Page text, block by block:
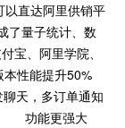
以直达阿里供销平
了量子统计、数
宝、阿里学院、
能提升50%
，多订单通知
功能更强大